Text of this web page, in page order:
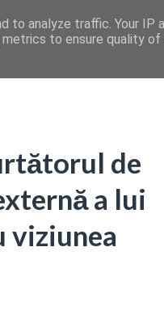
de
a lui
viziunea
to analyze traffic. Your IP
to ensure quality of